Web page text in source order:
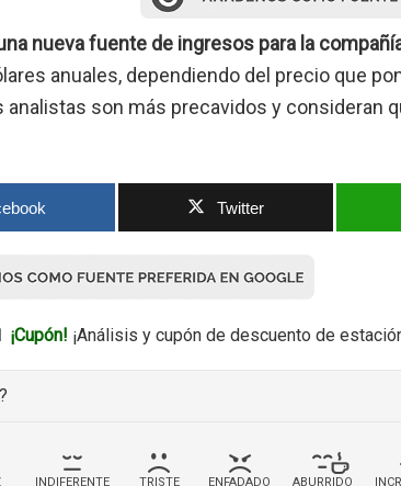
nueva fuente de ingresos para la
anuales, dependiendo del precio que
analistas son más precavidos y consideran
Twitter
¡Cupón! ¡Análisis y cupón de descuento de
INDIFERENTE
TRISTE
ENFADADO
ABURRIDO